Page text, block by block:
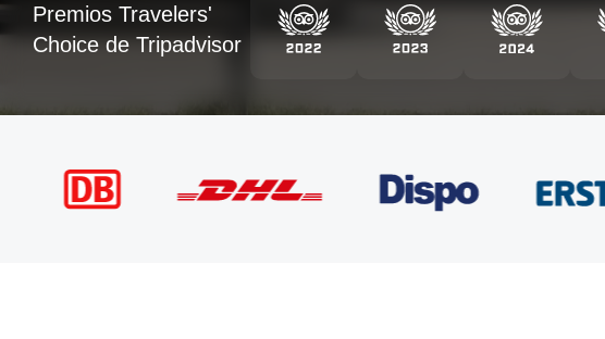
Premios Travelers'
Choice de Tripadvisor